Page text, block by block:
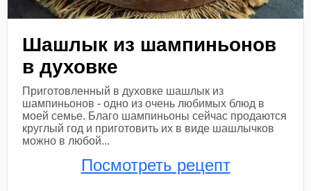
Шашлык из шампиньонов
в духовке
Приготовленный в духовке шашлык из
шампиньонов - одно из очень любимых блюд в
моей семье. Благо шампиньоны сейчас продаются
круглый год и приготовить их в виде шашлычков
можно в любой...
Посмотреть рецепт